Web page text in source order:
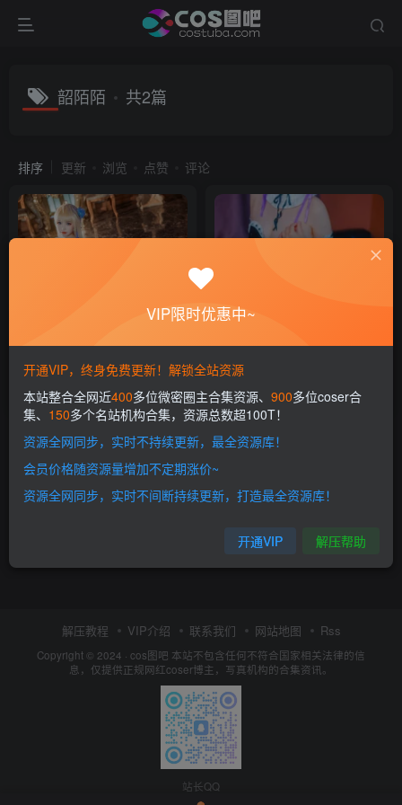
韶陌陌 共2篇
排序 更新 浏览 点赞 评论
片包合集资源 [20套]
会员专属 COS合集
2年前 12
源 [25套]
会员专属
2年前
解压教程 VIP介绍 联系我们 网站地图 Rss
Copyright © 2024 · cos图吧 本站不包含任何不符合国家相关法律的信
息，仅提供正规网红coser博主，写真机构的合集资讯。
站长QQ
VIP限时优惠中~
开通VIP，终身免费更新！解锁全站资源
本站整合全网近400多位微密圈主合集资源、 900多位coser合
集、 150多个名站机构合集，资源总数超100T！
资源全网同步，实时不持续更新，最全资源库！
会员价格随资源量增加不定期涨价~
资源全网同步，实时不间断持续更新，打造最全资源库！
开通VIP 解压帮助